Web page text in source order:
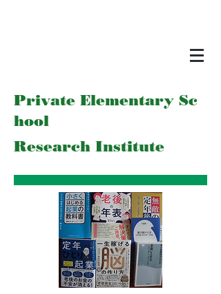
Private Elementary Sc
hool
Research Institute